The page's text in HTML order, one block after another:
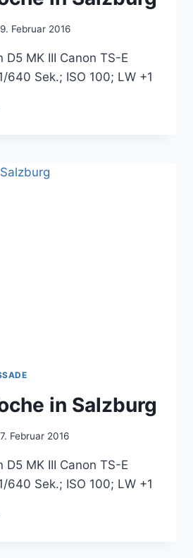
9. Februar 2016
D5 MK III Canon TS-E
640 Sek.; ISO 100; LW +1
in Salzburg
7. Februar 2016
D5 MK III Canon TS-E
640 Sek.; ISO 100; LW +1